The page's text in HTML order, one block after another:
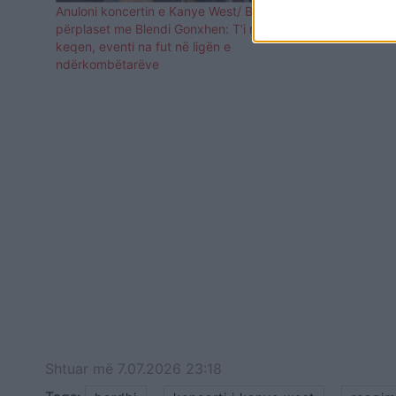
Anuloni koncertin e Kanye West/ Bardhi
përplaset me Blendi Gonxhen: T’i merrni të
keqen, eventi na fut në ligën e
ndërkombëtarëve
4 mln euro
Shtuar më 7.07.2026 23:18